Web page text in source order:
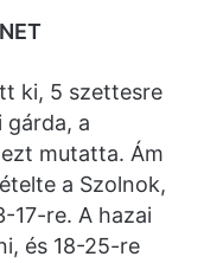
ki, 5 szettesre
gárda, a
mutatta. Ám
a Szolnok,
17-re. A hazai
és 18-25-re